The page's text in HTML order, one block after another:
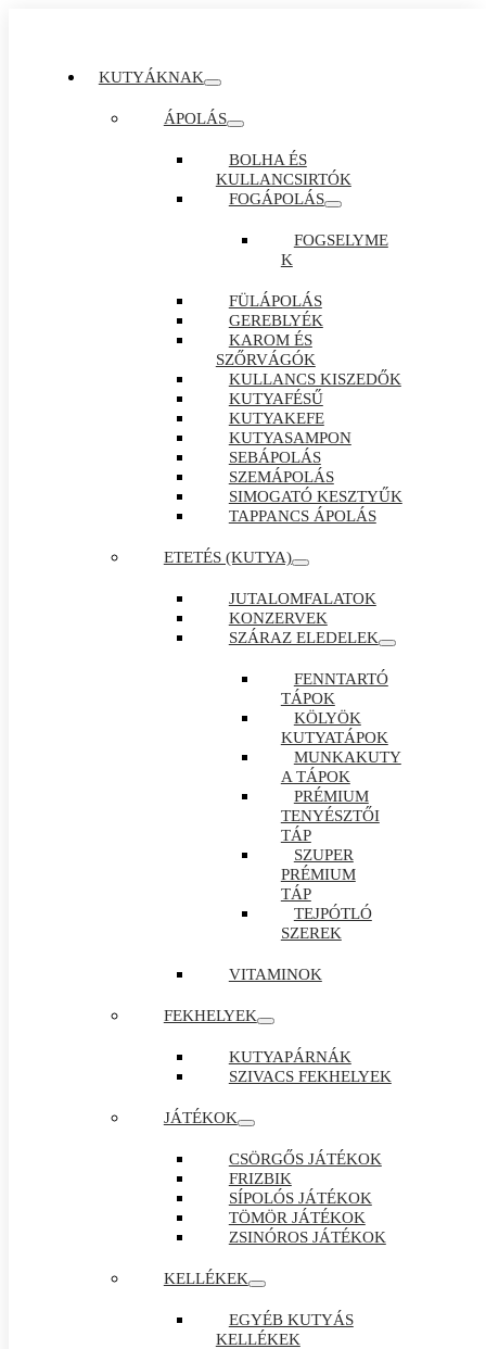
KUTYÁKNAK
ÁPOLÁS
BOLHA ÉS
KULLANCSIRTÓK
FOGÁPOLÁS
FOGSELYME
K
FÜLÁPOLÁS
GEREBLYÉK
KAROM ÉS
SZŐRVÁGÓK
KULLANCS KISZEDŐK
KUTYAFÉSŰ
KUTYAKEFE
KUTYASAMPON
SEBÁPOLÁS
SZEMÁPOLÁS
SIMOGATÓ KESZTYŰK
TAPPANCS ÁPOLÁS
ETETÉS (KUTYA)
JUTALOMFALATOK
KONZERVEK
SZÁRAZ ELEDELEK
FENNTARTÓ
TÁPOK
KÖLYÖK
KUTYATÁPOK
MUNKAKUTY
A TÁPOK
PRÉMIUM
TENYÉSZTŐI
TÁP
SZUPER
PRÉMIUM
TÁP
TEJPÓTLÓ
SZEREK
VITAMINOK
FEKHELYEK
KUTYAPÁRNÁK
SZIVACS FEKHELYEK
JÁTÉKOK
CSÖRGŐS JÁTÉKOK
FRIZBIK
SÍPOLÓS JÁTÉKOK
TÖMÖR JÁTÉKOK
ZSINÓROS JÁTÉKOK
KELLÉKEK
EGYÉB KUTYÁS
KELLÉKEK